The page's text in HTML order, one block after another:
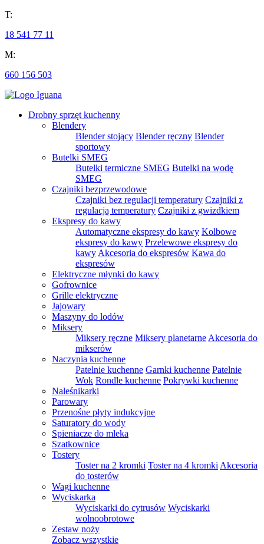
T:
18 541 77 11
M:
660 156 503
Drobny sprzęt kuchenny
Blendery
Blender stojący Blender ręczny Blender
sportowy
Butelki SMEG
Butelki termiczne SMEG Butelki na wodę
SMEG
Czajniki bezprzewodowe
Czajniki bez regulacji temperatury Czajniki z
regulacją temperatury Czajniki z gwizdkiem
Ekspresy do kawy
Automatyczne ekspresy do kawy Kolbowe
ekspresy do kawy Przelewowe ekspresy do
kawy Akcesoria do ekspresów Kawa do
ekspresów
Elektryczne młynki do kawy
Gofrownice
Grille elektryczne
Jajowary
Maszyny do lodów
Miksery
Miksery ręczne Miksery planetarne Akcesoria do
mikserów
Naczynia kuchenne
Patelnie kuchenne Garnki kuchenne Patelnie
Wok Rondle kuchenne Pokrywki kuchenne
Naleśnikarki
Parowary
Przenośne płyty indukcyjne
Saturatory do wody
Spieniacze do mleka
Szatkownice
Tostery
Toster na 2 kromki Toster na 4 kromki Akcesoria
do tosterów
Wagi kuchenne
Wyciskarka
Wyciskarki do cytrusów Wyciskarki
wolnoobrotowe
Zestaw noży
Zobacz wszystkie